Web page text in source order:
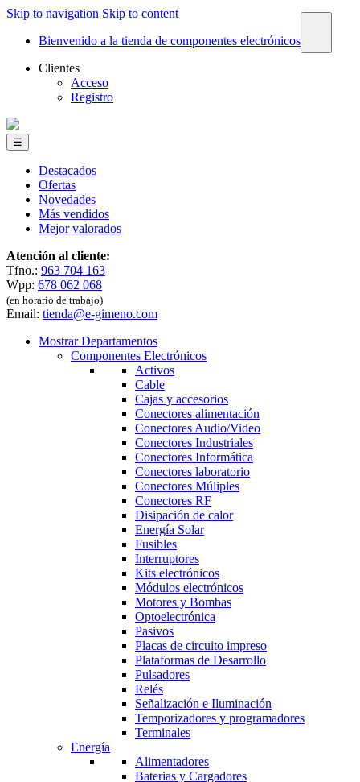
Skip to navigation Skip to content
Bienvenido a la tienda de componentes electrónicos
Clientes
Acceso
Registro
☰
Destacados
Ofertas
Novedades
Más vendidos
Mejor valorados
Atención al cliente:
Tfno.: 963 704 163
Wpp: 678 062 068
(en horario de trabajo)
Email: tienda@e-gimeno.com
Mostrar Departamentos
Componentes Electrónicos
Activos
Cable
Cajas y accesorios
Conectores alimentación
Conectores Audio/Video
Conectores Industriales
Conectores Informática
Conectores laboratorio
Conectores Múliples
Conectores RF
Disipación de calor
Energía Solar
Fusibles
Interruptores
Kits electrónicos
Módulos electrónicos
Motores y Bombas
Optoelectrónica
Pasivos
Placas de circuito impreso
Plataformas de Desarrollo
Pulsadores
Relés
Señalización e Iluminación
Temporizadores y programadores
Terminales
Energía
Alimentadores
Baterias y Cargadores